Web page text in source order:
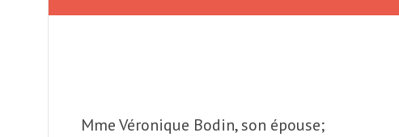
Mme Véronique Bodin, son épouse;